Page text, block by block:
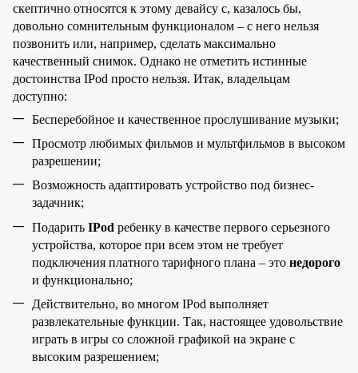
скептично относятся к этому девайсу с, казалось бы,
довольно сомнительным функционалом – с него нельзя
позвонить или, например, сделать максимально
качественный снимок. Однако не отметить истинные
достоинства IPod просто нельзя. Итак, владельцам
доступно:
Бесперебойное и качественное прослушивание музыки;
Просмотр любимых фильмов и мультфильмов в высоком
разрешении;
Возможность адаптировать устройство под бизнес-
задачник;
Подарить IPod ребенку в качестве первого серьезного
устройства, которое при всем этом не требует
подключения платного тарифного плана – это недорого
и функционально;
Действительно, во многом IPod выполняет
развлекательные функции. Так, настоящее удовольствие
играть в игры со сложной графикой на экране с
высоким разрешением;